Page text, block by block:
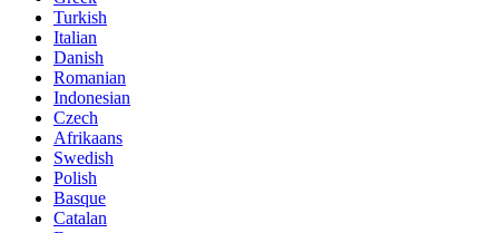
Turkish
Italian
Danish
Romanian
Indonesian
Czech
Afrikaans
Swedish
Polish
Basque
Catalan